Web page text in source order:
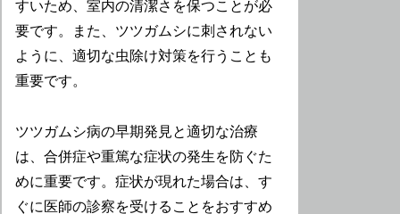
すいため、室内の清潔さを保つことが必
要です。また、ツツガムシに刺されない
ように、適切な虫除け対策を行うことも
重要です。
ツツガムシ病の早期発見と適切な治療
は、合併症や重篤な症状の発生を防ぐた
めに重要です。症状が現れた場合は、す
ぐに医師の診察を受けることをおすすめ